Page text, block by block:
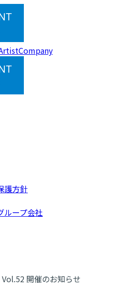
Company
護方針
ループ会社
開催のお知らせ